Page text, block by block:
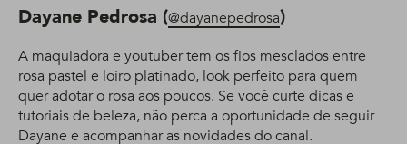
Dayane Pedrosa (@dayanepedrosa)
A maquiadora e youtuber tem os fios mesclados entre
rosa pastel e loiro platinado, look perfeito para quem
quer adotar o rosa aos poucos. Se você curte dicas e
tutoriais de beleza, não perca a oportunidade de seguir
Dayane e acompanhar as novidades do canal.